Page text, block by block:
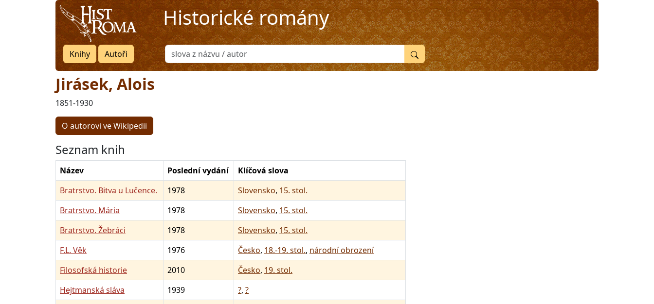
Historické romány
Knihy Autoři
Jirásek, Alois
1851-1930
O autorovi ve Wikipedii
Seznam knih
Název Poslední vydání
Klíčová slova
Bratrstvo. Bitva u Lučence.
1978 Slovensko, 15. stol.
Bratrstvo. Mária
1978 Slovensko, 15. stol.
Bratrstvo. Žebráci
1978 Slovensko, 15. stol.
F.L. Věk
1976 Česko, 18.-19. stol., národní obrození
Filosofská historie
2010 Česko, 19. stol.
Hejtmanská sláva
1939 ?, ?